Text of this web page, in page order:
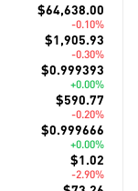
$64,638.00
-0.10%
$1,905.93
-0.30%
$0.999393
+0.00%
$590.77
-0.20%
$0.999666
+0.00%
$1.02
-2.90%